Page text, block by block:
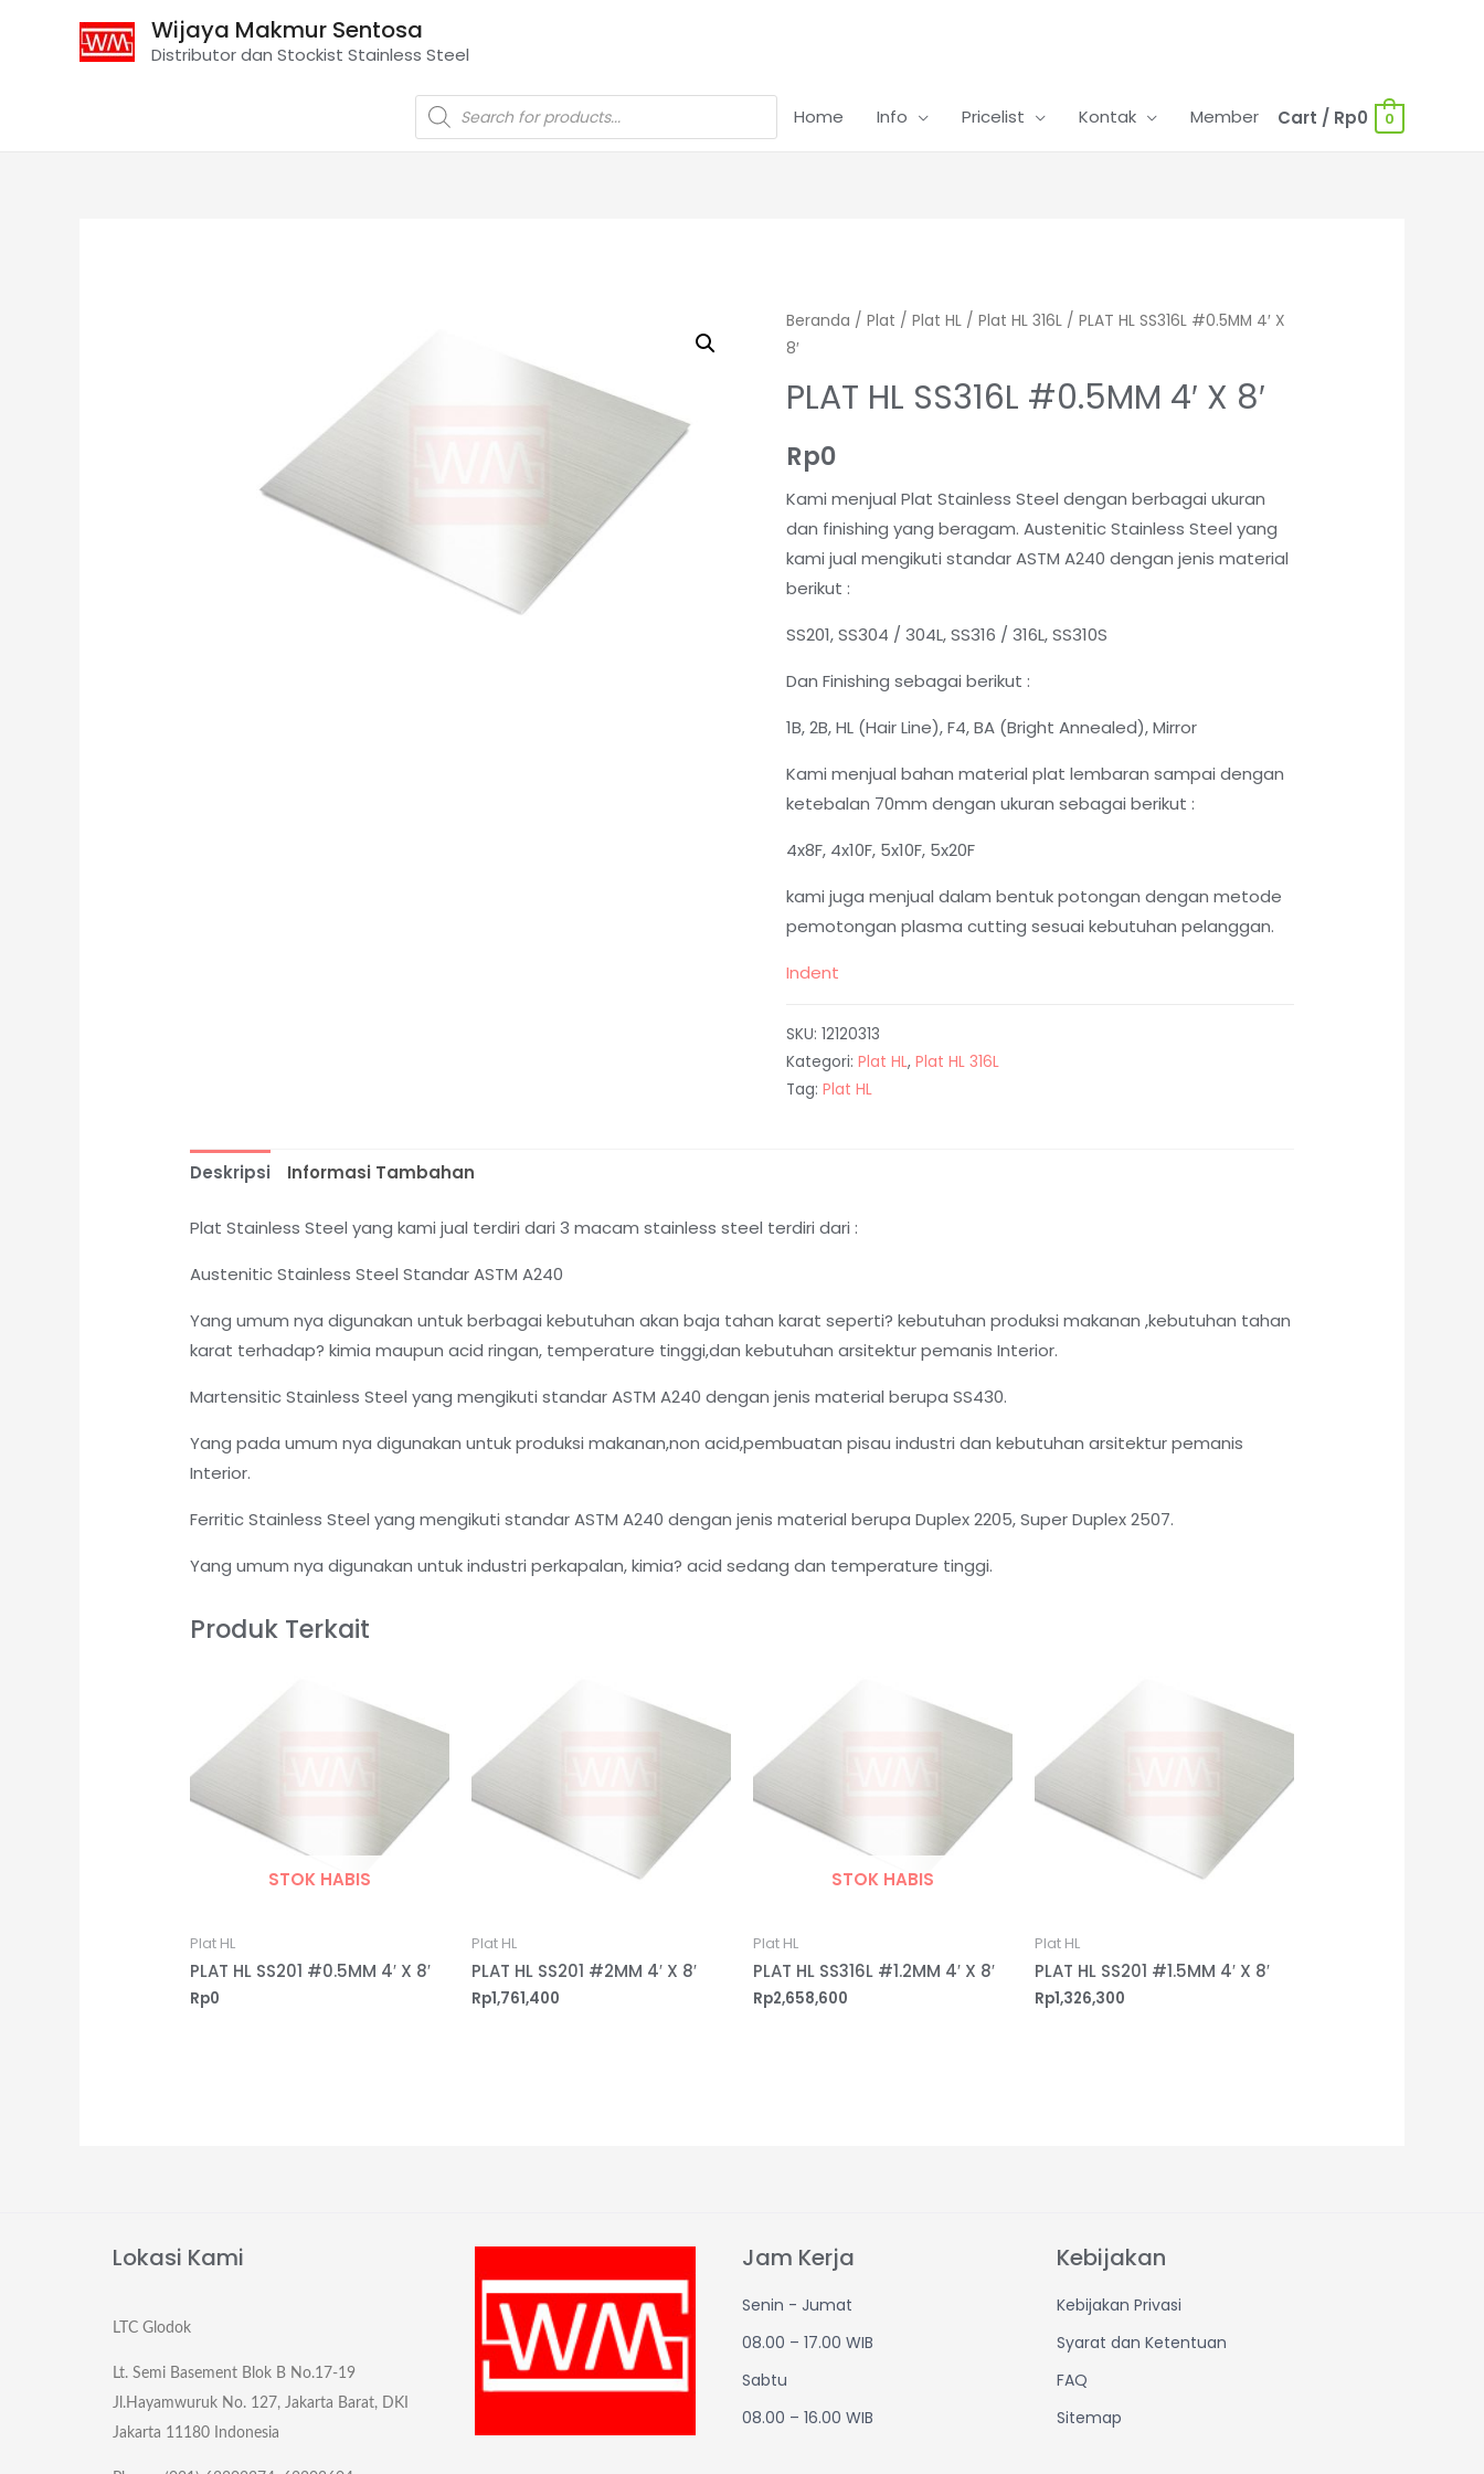
Wijaya Makmur Sentosa
Distributor dan Stockist Stainless Steel
Home Info Pricelist Kontak Member Cart / Rp0 0
Beranda / Plat / Plat HL / Plat HL 316L / PLAT HL SS316L #0.5MM 4′ X
8′
PLAT HL SS316L #0.5MM 4′ X 8′
Rp0
Kami menjual Plat Stainless Steel dengan berbagai ukuran
dan finishing yang beragam. Austenitic Stainless Steel yang
kami jual mengikuti standar ASTM A240 dengan jenis material
berikut :
SS201, SS304 / 304L, SS316 / 316L, SS310S
Dan Finishing sebagai berikut :
1B, 2B, HL (Hair Line), F4, BA (Bright Annealed), Mirror
Kami menjual bahan material plat lembaran sampai dengan
ketebalan 70mm dengan ukuran sebagai berikut :
4x8F, 4x10F, 5x10F, 5x20F
kami juga menjual dalam bentuk potongan dengan metode
pemotongan plasma cutting sesuai kebutuhan pelanggan.
Indent
SKU: 12120313
Kategori: Plat HL, Plat HL 316L
Tag: Plat HL
Deskripsi Informasi Tambahan
Plat Stainless Steel yang kami jual terdiri dari 3 macam stainless steel terdiri dari :
Austenitic Stainless Steel Standar ASTM A240
Yang umum nya digunakan untuk berbagai kebutuhan akan baja tahan karat seperti? kebutuhan produksi makanan ,kebutuhan tahan
karat terhadap? kimia maupun acid ringan, temperature tinggi,dan kebutuhan arsitektur pemanis Interior.
Martensitic Stainless Steel yang mengikuti standar ASTM A240 dengan jenis material berupa SS430.
Yang pada umum nya digunakan untuk produksi makanan,non acid,pembuatan pisau industri dan kebutuhan arsitektur pemanis
Interior.
Ferritic Stainless Steel yang mengikuti standar ASTM A240 dengan jenis material berupa Duplex 2205, Super Duplex 2507.
Yang umum nya digunakan untuk industri perkapalan, kimia? acid sedang dan temperature tinggi.
Produk Terkait
STOK HABIS
Plat HL
PLAT HL SS201 #0.5MM 4′ X 8′
Rp0
Plat HL
PLAT HL SS201 #2MM 4′ X 8′
Rp1,761,400
STOK HABIS
Plat HL
PLAT HL SS316L #1.2MM 4′ X 8′
Rp2,658,600
Plat HL
PLAT HL SS201 #1.5MM 4′ X 8′
Rp1,326,300
Lokasi Kami
LTC Glodok
Lt. Semi Basement Blok B No.17-19
Jl.Hayamwuruk No. 127, Jakarta Barat, DKI
Jakarta 11180 Indonesia
Jam Kerja
Senin - Jumat
08.00 – 17.00 WIB
Sabtu
08.00 – 16.00 WIB
Kebijakan
Kebijakan Privasi
Syarat dan Ketentuan
FAQ
Sitemap